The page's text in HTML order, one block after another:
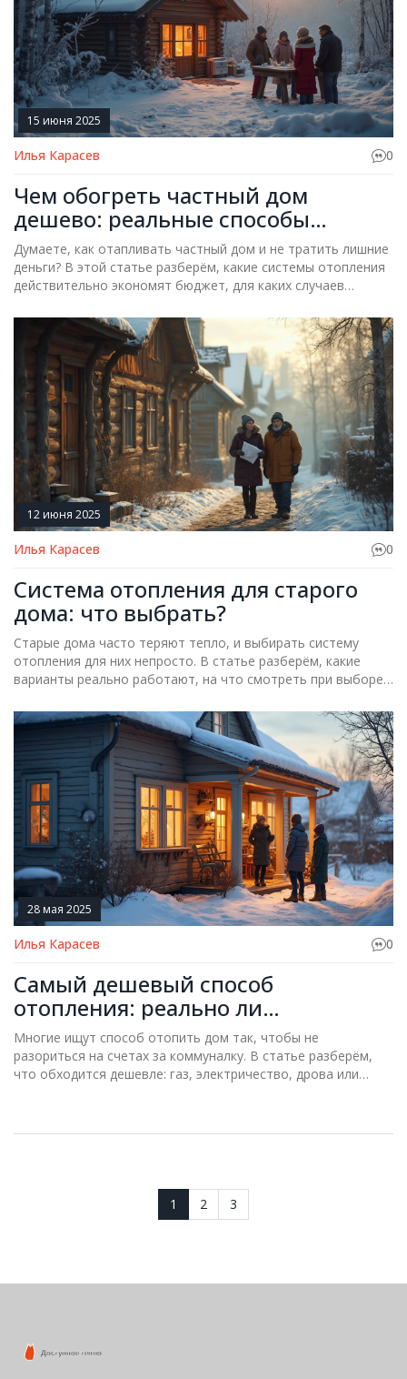
15 июня 2025
Илья Карасев 0
Чем обогреть частный дом
дешево: реальные способы
экономии
Думаете, как отапливать частный дом и не тратить лишние
деньги? В этой статье разберём, какие системы отопления
действительно экономят бюджет, для каких случаев
ли вам тепловой насос или инфракрасные панели. Уделим
внимание реальным расходам, нюансам монтажа и
тонкостям эксплуатации. Здесь вы найдёте советы и
лайфхаки для оптимизации расходов. Всё просто, понятно и
без воды.
12 июня 2025
Илья Карасев 0
Система отопления для старого
дома: что выбрать?
Старые дома часто теряют тепло, и выбирать систему
отопления для них непросто. В статье разберём, какие
варианты реально работают, на что смотреть при выборе,
подводные камни, чтобы не переплачивать зимой. Будут
реальные советы и фишки, которые пригодятся именно
владельцам старых домов. После прочтения выбирать
систему станет проще.
28 мая 2025
Илья Карасев 0
Самый дешевый способ
отопления: реально ли
сэкономить?
Многие ищут способ отопить дом так, чтобы не
разориться на счетах за коммуналку. В статье разберём,
что обходится дешевле: газ, электричество, дрова или
1 2 3